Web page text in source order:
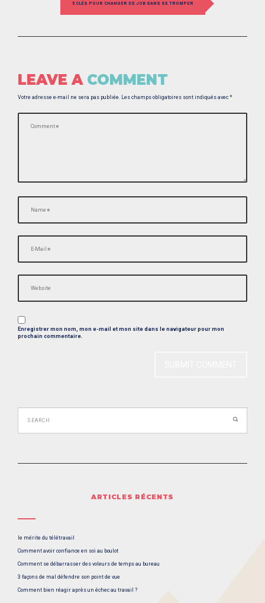
V
I
I
O
N
5 CLÉS POUR CHANGER DE JOB SANS SE TROMPER
LEAVE A COMMENT
Votre adresse e-mail ne sera pas publiée. Les champs obligatoires sont indiqués avec *
Enregistrer mon nom, mon e-mail et mon site dans le navigateur pour mon
prochain commentaire.
ARTICLES RÉCENTS
le mérite du télétravail
Comment avoir confiance en soi au boulot
Comment se débarrasser des voleurs de temps au bureau
3 façons de mal défendre son point de vue
Comment bien réagir après un échec au travail ?